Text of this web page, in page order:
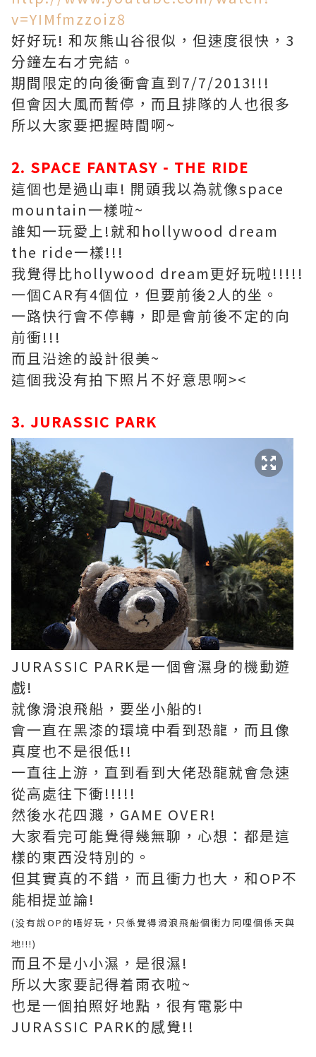
v=YIMfmzzoiz8
好好玩! 和灰熊山谷很似，但速度很快，3
分鐘左右才完結。
期間限定的向後衝會直到7/7/2013!!!
但會因大風而暫停，而且排隊的人也很多
所以大家要把握時間啊~
2. SPACE FANTASY - THE RIDE
這個也是過山車! 開頭我以為就像space
mountain一樣啦~
誰知一玩愛上!就和hollywood dream
the ride一樣!!!
我覺得比hollywood dream更好玩啦!!!!!
一個CAR有4個位，但要前後2人的坐。
一路快行會不停轉，即是會前後不定的向
前衝!!!
而且沿途的設計很美~
這個我没有拍下照片不好意思啊><
3. JURASSIC PARK
JURASSIC PARK是一個會濕身的機動遊
戲!
就像滑浪飛船，要坐小船的!
會一直在黑漆的環境中看到恐龍，而且像
真度也不是很低!!
一直往上游，直到看到大佬恐龍就會急速
從高處往下衝!!!!!
然後水花四濺，GAME OVER!
大家看完可能覺得幾無聊，心想：都是這
樣的東西没特別的。
但其實真的不錯，而且衝力也大，和OP不
能相提並論!
(没有說OP的唔好玩，只係覺得滑浪飛船個衝力同哩個係天與
地!!!)
而且不是小小濕，是很濕!
所以大家要記得着雨衣啦~
也是一個拍照好地點，很有電影中
JURASSIC PARK的感覺!!